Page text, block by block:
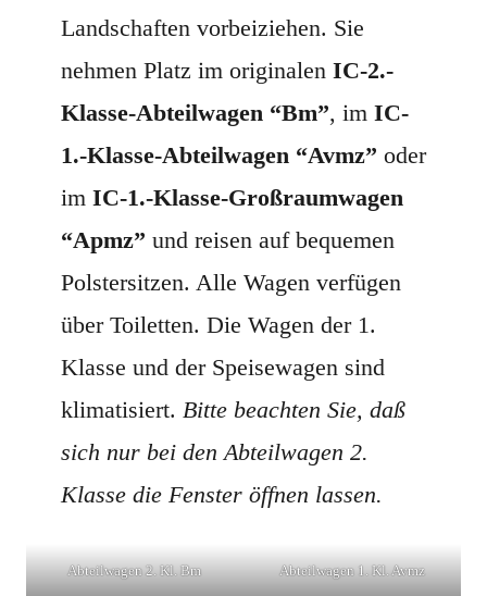
Landschaften vorbeiziehen. Sie
nehmen Platz im originalen IC-2.-
Klasse-Abteilwagen “Bm”, im IC-
1.-Klasse-Abteilwagen “Avmz” oder
im IC-1.-Klasse-Großraumwagen
“Apmz” und reisen auf bequemen
Polstersitzen. Alle Wagen verfügen
über Toiletten. Die Wagen der 1.
Klasse und der Speisewagen sind
klimatisiert. Bitte beachten Sie, daß
sich nur bei den Abteilwagen 2.
Klasse die Fenster öffnen lassen.
Abteilwagen 2. Kl. Bm Abteilwagen 1. Kl. Avmz